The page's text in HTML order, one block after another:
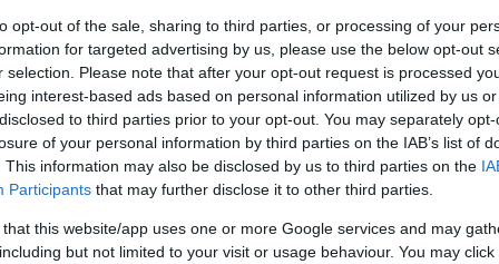
opt-out of the sale, sharing to third parties, or processing of your
for targeted advertising by us, please use the below opt-out
selection. Please note that after your opt-out request is processed
interest-based ads based on personal information utilized by us
to third parties prior to your opt-out. You may separately
of your personal information by third parties on the IAB’s list of
This information may also be disclosed by us to third parties on the
Participants that may further disclose it to other third parties.
that this website/app uses one or more Google services and may
but not limited to your visit or usage behaviour. You may
elhatározás kérdése...
ahol születtem, már négy évesen énekeltem
szolfézst tanultam. Schneider Lajos népdalgyűjtő
pedig rendszeresen tartottak "Schneider
vettem. Később, amikor már Budapesten jártam
úr, mert olyan sok népdalt ismertem. Amikor Pécsett
Áriák énekléséhez persze akkor még nem volt